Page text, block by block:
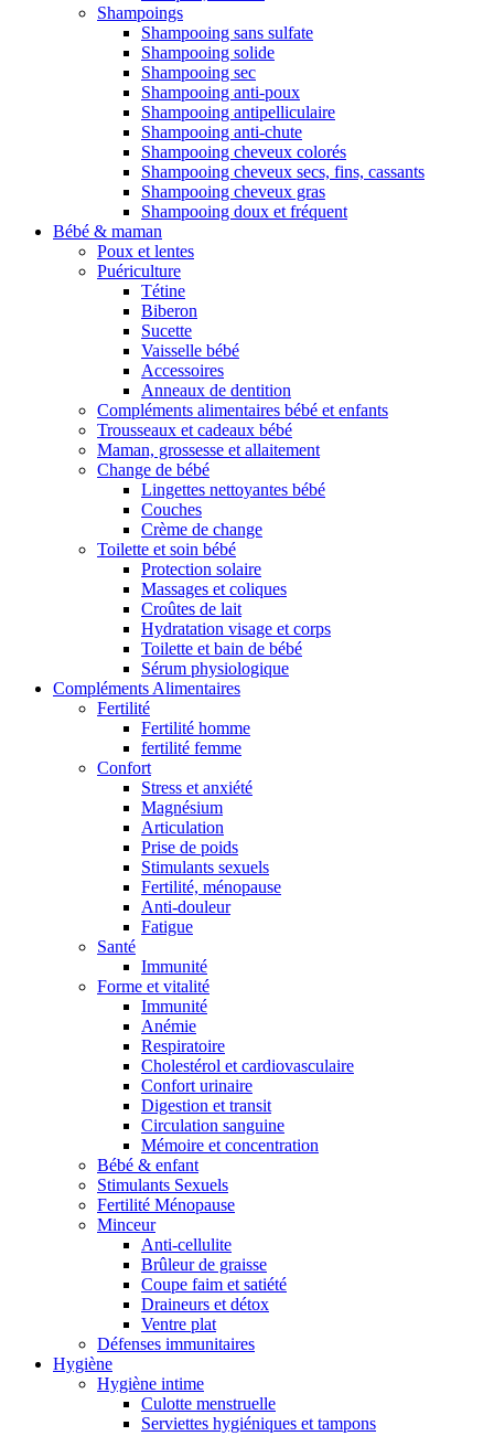
Shampoings
Shampooing sans sulfate
Shampooing solide
Shampooing sec
Shampooing anti-poux
Shampooing antipelliculaire
Shampooing anti-chute
Shampooing cheveux colorés
Shampooing cheveux secs, fins, cassants
Shampooing cheveux gras
Shampooing doux et fréquent
Bébé & maman
Poux et lentes
Puériculture
Tétine
Biberon
Sucette
Vaisselle bébé
Accessoires
Anneaux de dentition
Compléments alimentaires bébé et enfants
Trousseaux et cadeaux bébé
Maman, grossesse et allaitement
Change de bébé
Lingettes nettoyantes bébé
Couches
Crème de change
Toilette et soin bébé
Protection solaire
Massages et coliques
Croûtes de lait
Hydratation visage et corps
Toilette et bain de bébé
Sérum physiologique
Compléments Alimentaires
Fertilité
Fertilité homme
fertilité femme
Confort
Stress et anxiété
Magnésium
Articulation
Prise de poids
Stimulants sexuels
Fertilité, ménopause
Anti-douleur
Fatigue
Santé
Immunité
Forme et vitalité
Immunité
Anémie
Respiratoire
Cholestérol et cardiovasculaire
Confort urinaire
Digestion et transit
Circulation sanguine
Mémoire et concentration
Bébé & enfant
Stimulants Sexuels
Fertilité Ménopause
Minceur
Anti-cellulite
Brûleur de graisse
Coupe faim et satiété
Draineurs et détox
Ventre plat
Défenses immunitaires
Hygiène
Hygiène intime
Culotte menstruelle
Serviettes hygiéniques et tampons